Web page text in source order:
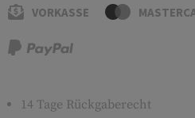
VORKASSE
14 Tage Rückgaberecht